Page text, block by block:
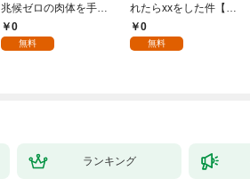
兆候ゼロの肉体を手に
入れて自由を謳歌す
る。1
0
無料
れたらxxをした件【全
年齢版】(1)
0
無料
ランキング